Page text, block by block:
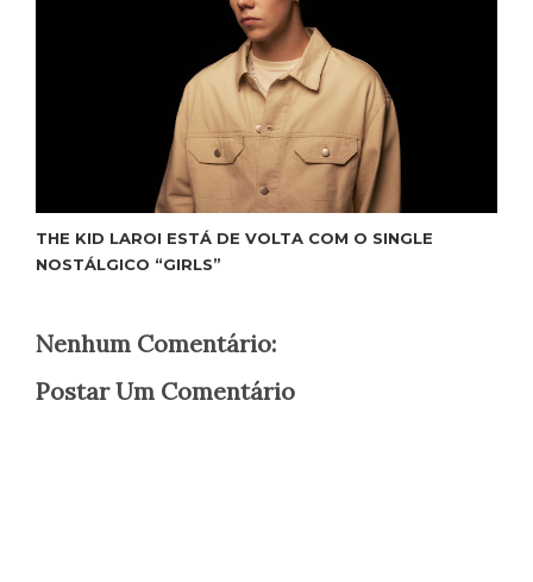
THE KID LAROI ESTÁ DE VOLTA COM O SINGLE
NOSTÁLGICO “GIRLS”
Nenhum Comentário:
Postar Um Comentário